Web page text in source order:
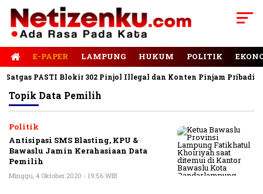
E-PAPER LAMPUNG HUKUM POLITIK
PASTI Blokir 302 Pinjol Illegal dan Konten Pinjam Pribadi
Topik Data Pemilih
Politik
Antisipasi SMS Blasting, KPU &
Bawaslu Jamin Kerahasiaan Data
Pemilih
Minggu, 4 Oktober 2020 - 19:56 WIB